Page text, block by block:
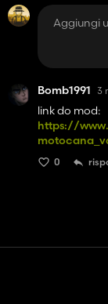
Bomb1991 3
link do mod:
https://
0